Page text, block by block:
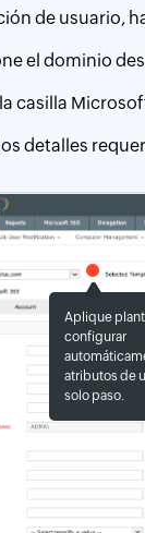
de usuario,
el dominio
casilla
detalles
Aplique
configurar
atributos de
solo paso.